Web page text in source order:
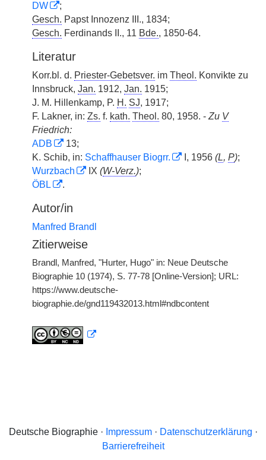
DW
;
Gesch. Papst Innozenz III., 1834;
Gesch. Ferdinands II., 11 Bde., 1850-64.
Literatur
Korr.bl. d. Priester-Gebetsver. im Theol. Konvikte zu
Innsbruck, Jan. 1912, Jan. 1915;
J. M. Hillenkamp, P. H. SJ, 1917;
F. Lakner, in: Zs. f. kath. Theol. 80, 1958. - Zu V
Friedrich:
ADB
13;
K. Schib, in: Schaffhauser Biogrr. I, 1956 (L, P);
Wurzbach
IX (W-Verz.);
ÖBL
.
Autor/in
Manfred Brandl
Zitierweise
Brandl, Manfred, "Hurter, Hugo" in: Neue Deutsche
Biographie 10 (1974), S. 77-78 [Online-Version]; URL:
https://www.deutsche-
biographie.de/gnd119432013.html#ndbcontent
Deutsche Biographie · Impressum· Datenschutzerklärung ·
Barrierefreiheit